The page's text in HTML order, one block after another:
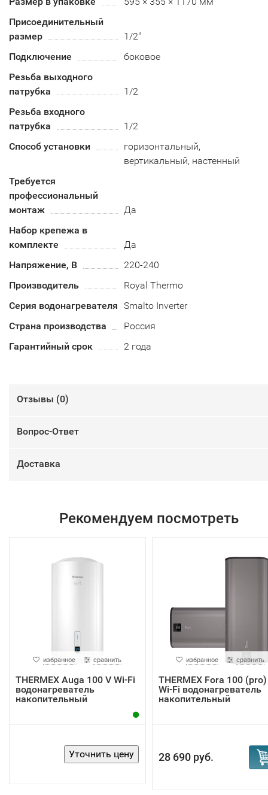
Присоединительный
размер
1/2"
Подключение
боковое
Резьба выходного
патрубка
1/2
Резьба входного
патрубка
1/2
Способ установки
горизонтальный,
вертикальный, настенный
Требуется
профессиональный
монтаж
Да
Набор крепежа в
комплекте
Да
Напряжение, В
220-240
Производитель
Royal Thermo
Серия водонагревателя Smalto Inverter
Страна производства
Россия
Гарантийный срок
2 года
Отзывы (0)
Вопрос-Ответ
Доставка
Рекомендуем посмотреть
избранное сравнить
THERMEX Auga 100 V Wi-Fi
водонагреватель
накопительный
избранное сравнить
THERMEX Fora 100 (pro)
Wi-Fi водонагреватель
накопительный
28 690 руб.